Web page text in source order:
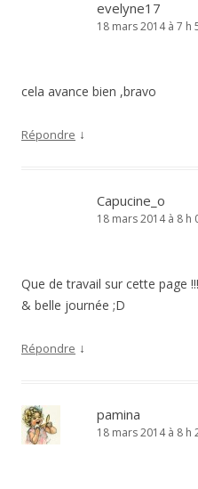
evelyne17
18 mars 2014 à 7 h
cela avance bien ,bravo
Répondre ↓
Capucine_o
18 mars 2014 à 8 h
Que de travail sur cette page
& belle journée ;D
Répondre ↓
pamina
18 mars 2014 à 8 h